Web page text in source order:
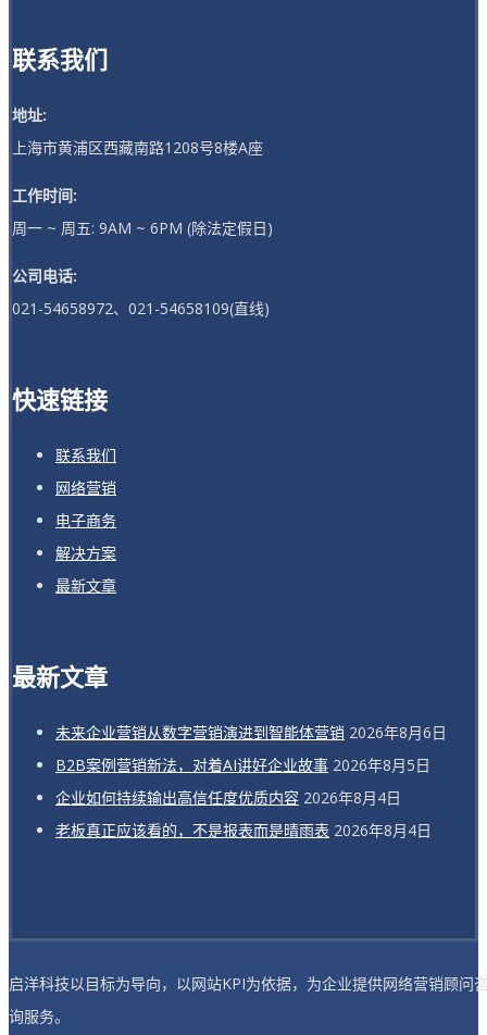
联系我们
地址:
上海市黄浦区西藏南路1208号8楼A座
工作时间:
周一 ~ 周五: 9AM ~ 6PM (除法定假日)
公司电话:
021-54658972、021-54658109(直线)
快速链接
联系我们
网络营销
电子商务
解决方案
最新文章
最新文章
未来企业营销从数字营销演进到智能体营销 2026年8月6日
B2B案例营销新法，对着AI讲好企业故事 2026年8月5日
企业如何持续输出高信任度优质内容 2026年8月4日
老板真正应该看的，不是报表而是晴雨表 2026年8月4日
启洋科技以目标为导向，以网站KPI为依据，为企业提供网络营销顾问
询服务。